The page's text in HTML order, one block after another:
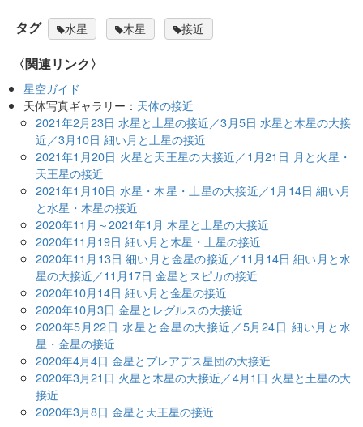
タグ 水星 木星 接近
〈関連リンク〉
星空ガイド
天体写真ギャラリー： 天体の接近
2021年2月23日 水星と土星の接近／3月5日 水星と木星の大接
近／3月10日 細い月と土星の接近
2021年1月20日 火星と天王星の大接近／1月21日 月と火星・
天王星の接近
2021年1月10日 水星・木星・土星の大接近／1月14日 細い月
と水星・木星の接近
2020年11月～2021年1月 木星と土星の大接近
2020年11月19日 細い月と木星・土星の接近
2020年11月13日 細い月と金星の接近／11月14日 細い月と水
星の大接近／11月17日 金星とスピカの接近
2020年10月14日 細い月と金星の接近
2020年10月3日 金星とレグルスの大接近
2020年5月22日 水星と金星の大接近／5月24日 細い月と水
星・金星の接近
2020年4月4日 金星とプレアデス星団の大接近
2020年3月21日 火星と木星の大接近／4月1日 火星と土星の大
接近
2020年3月8日 金星と天王星の接近